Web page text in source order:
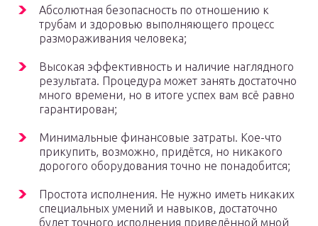
Абсолютная безопасность по отношению к
трубам и здоровью выполняющего процесс
размораживания человека;
Высокая эффективность и наличие наглядного
результата. Процедура может занять достаточно
много времени, но в итоге успех вам всё равно
гарантирован;
Минимальные финансовые затраты. Кое-что
прикупить, возможно, придётся, но никакого
дорогого оборудования точно не понадобится;
Простота исполнения. Не нужно иметь никаких
специальных умений и навыков, достаточно
будет точного исполнения приведённой мной